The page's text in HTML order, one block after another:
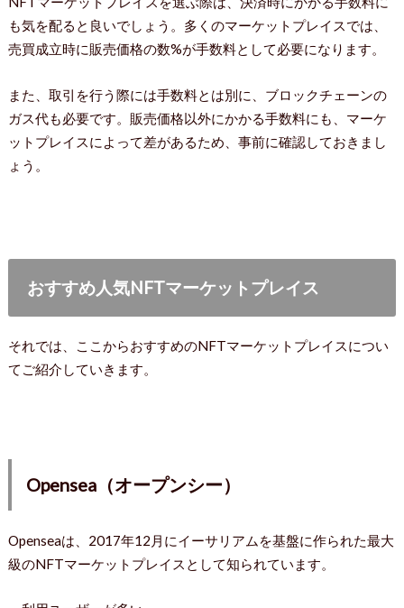
も気を配ると良いでしょう。多くのマーケットプレイスでは、
売買成立時に販売価格の数%が手数料として必要になります。
また、取引を行う際には手数料とは別に、ブロックチェーンの
ガス代も必要です。販売価格以外にかかる手数料にも、マーケ
ットプレイスによって差があるため、事前に確認しておきまし
ょう。
おすすめ人気NFTマーケットプレイス
それでは、ここからおすすめのNFTマーケットプレイスについ
てご紹介していきます。
Opensea（オープンシー）
Openseaは、2017年12月にイーサリアムを基盤に作られた最大
級のNFTマーケットプレイスとして知られています。